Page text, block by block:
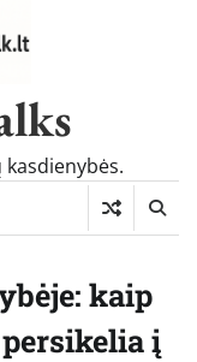
kaip
į